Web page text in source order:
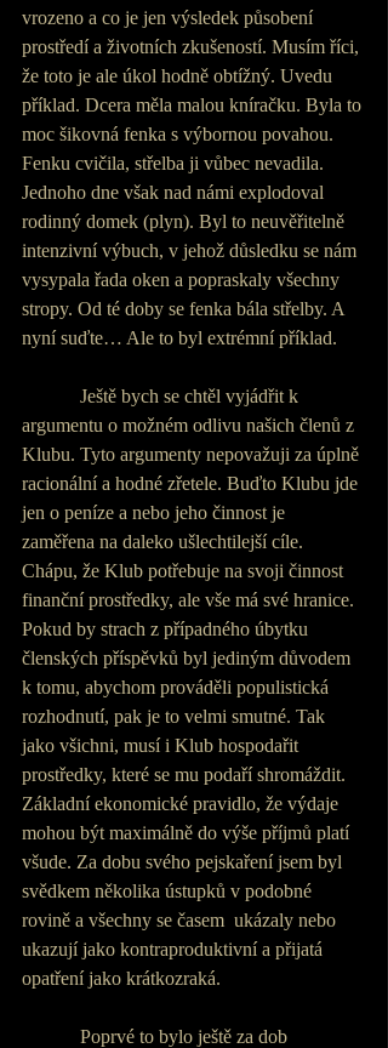
vrozeno a co je jen výsledek působení
prostředí a životních zkušeností. Musím říci,
že toto je ale úkol hodně obtížný. Uvedu
příklad. Dcera měla malou kníračku. Byla to
moc šikovná fenka s výbornou povahou.
Fenku cvičila, střelba ji vůbec nevadila.
Jednoho dne však nad námi explodoval
rodinný domek (plyn). Byl to neuvěřitelně
intenzivní výbuch, v jehož důsledku se nám
vysypala řada oken a popraskaly všechny
stropy. Od té doby se fenka bála střelby. A
nyní suďte… Ale to byl extrémní příklad.
argumentu o možném odlivu našich členů z
Klubu. Tyto argumenty nepovažuji za úplně
racionální a hodné zřetele. Buďto Klubu jde
jen o peníze a nebo jeho činnost je
zaměřena na daleko ušlechtilejší cíle.
Chápu, že Klub potřebuje na svoji činnost
finanční prostředky, ale vše má své hranice.
Pokud by strach z případného úbytku
členských příspěvků byl jediným důvodem
k tomu, abychom prováděli populistická
rozhodnutí, pak je to velmi smutné. Tak
jako všichni, musí i Klub hospodařit
prostředky, které se mu podaří shromáždit.
Základní ekonomické pravidlo, že výdaje
mohou být maximálně do výše příjmů platí
všude. Za dobu svého pejskaření jsem byl
svědkem několika ústupků v podobné
rovině a všechny se časem  ukázaly nebo
ukazují jako kontraproduktivní a přijatá
opatření jako krátkozraká.